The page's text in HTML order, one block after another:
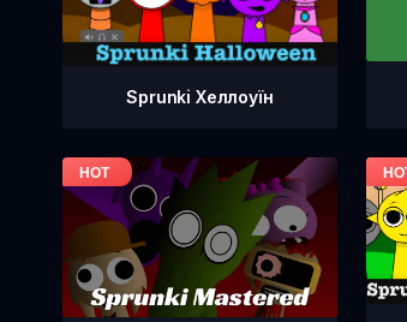
Sprunki Хеллоуїн